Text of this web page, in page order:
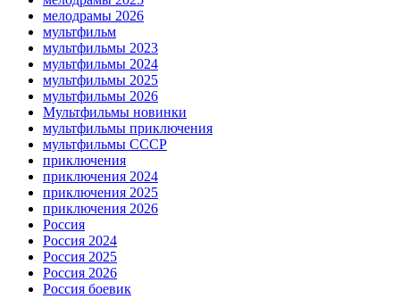
мелодрамы 2026
мультфильм
мультфильмы 2023
мультфильмы 2024
мультфильмы 2025
мультфильмы 2026
Мультфильмы новинки
мультфильмы приключения
мультфильмы СССР
приключения
приключения 2024
приключения 2025
приключения 2026
Россия
Россия 2024
Россия 2025
Россия 2026
Россия боевик